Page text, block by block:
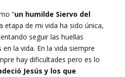
“un humilde Siervo del
etapa de mi vida ha sido única,
seguir las huellas
la vida. En la vida siempre
hay dificultades pero es lo
Jesús y los que